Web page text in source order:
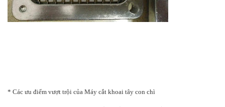
* Các ưu điểm vượt trội của Máy cắt khoai tây con chì